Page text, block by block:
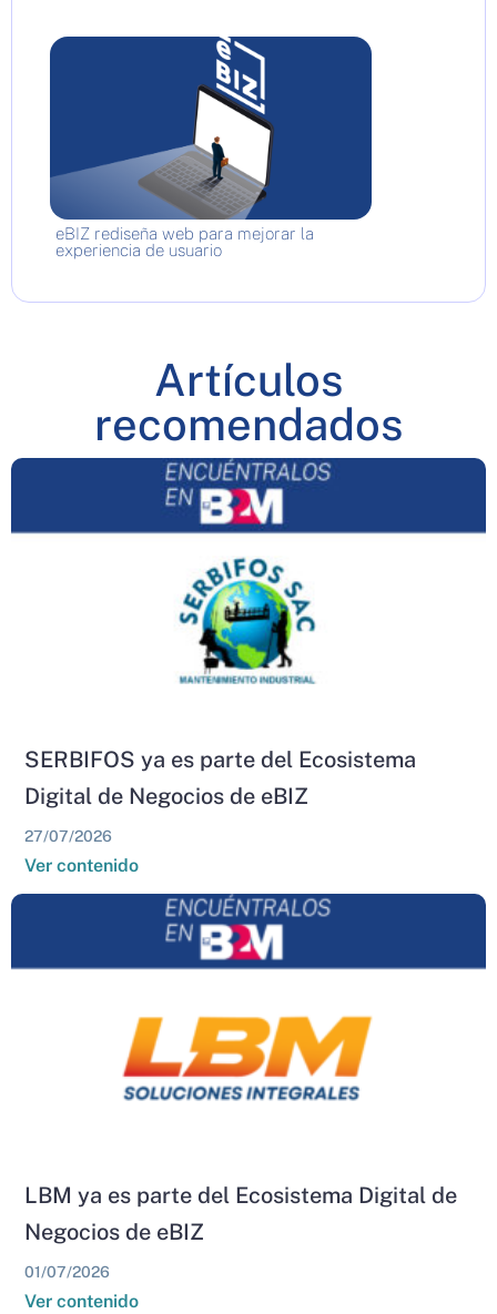
eBIZ rediseña web para mejorar la
experiencia de usuario
Artículos
recomendados
SERBIFOS ya es parte del Ecosistema
Digital de Negocios de eBIZ
27/07/2026
Ver contenido
LBM ya es parte del Ecosistema Digital de
Negocios de eBIZ
01/07/2026
Ver contenido